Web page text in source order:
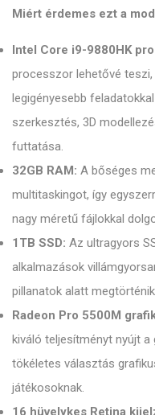
Miért érdemes ezt a
Intel Core i9-9880HK
processzor lehetővé
legigényesebb
szerkesztés, 3D
futtatása.
32GB RAM: A bőséges
multitaskingot, így
nagy méretű fájlokkal
1TB SSD: Az ultragyors
alkalmazások
pillanatok alatt
Radeon Pro 5500M
kiváló teljesítményt nyújt a
tökéletes választás
játékosoknak.
16 hüvelykes Retina